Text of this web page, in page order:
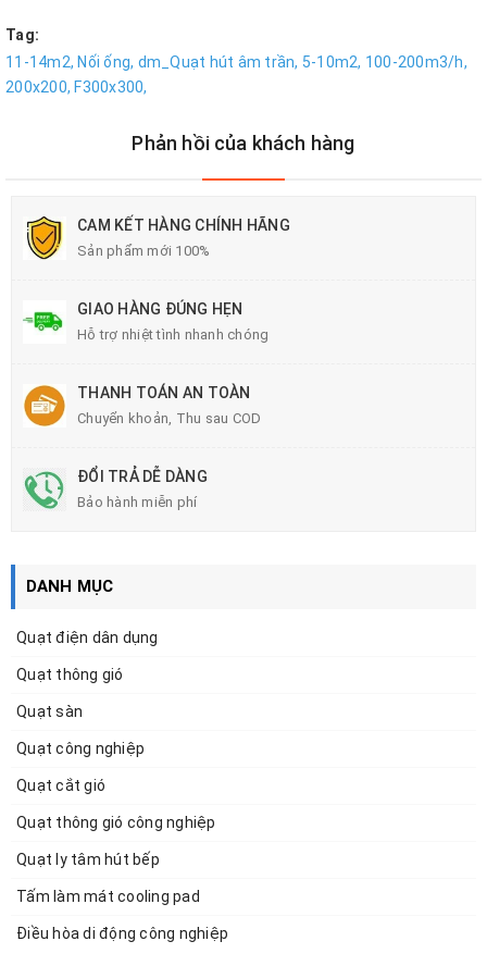
Tag:
11-14m2, Nối ống, dm_Quạt hút âm trần, 5-10m2, 100-200m3/h,
200x200, F300x300,
Phản hồi của khách hàng
CAM KẾT HÀNG CHÍNH HÃNG
Sản phẩm mới 100%
GIAO HÀNG ĐÚNG HẸN
Hỗ trợ nhiệt tình nhanh chóng
THANH TOÁN AN TOÀN
Chuyển khoản, Thu sau COD
ĐỔI TRẢ DỄ DÀNG
Bảo hành miễn phí
DANH MỤC
Quạt điện dân dụng
Quạt thông gió
Quạt sàn
Quạt công nghiệp
Quạt cắt gió
Quạt thông gió công nghiệp
Quạt ly tâm hút bếp
Tấm làm mát cooling pad
Điều hòa di động công nghiệp